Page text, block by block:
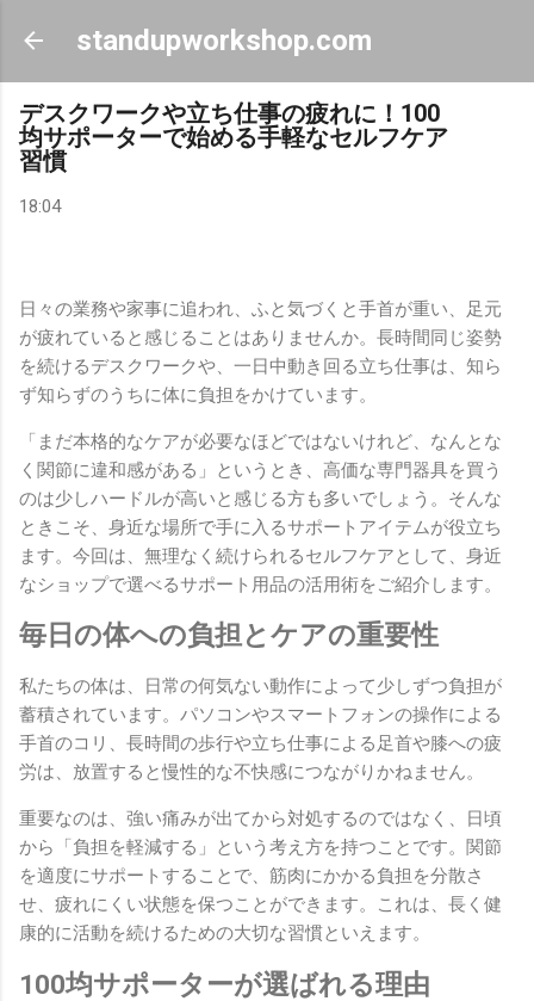
スキップしてメイン コンテンツに移動
standupworkshop.com
デスクワークや立ち仕事の疲れに！100
均サポーターで始める手軽なセルフケア
習慣
18:04
日々の業務や家事に追われ、ふと気づくと手首が重い、足元
が疲れていると感じることはありませんか。長時間同じ姿勢
を続けるデスクワークや、一日中動き回る立ち仕事は、知ら
ず知らずのうちに体に負担をかけています。
「まだ本格的なケアが必要なほどではないけれど、なんとな
く関節に違和感がある」というとき、高価な専門器具を買う
のは少しハードルが高いと感じる方も多いでしょう。そんな
ときこそ、身近な場所で手に入るサポートアイテムが役立ち
ます。今回は、無理なく続けられるセルフケアとして、身近
なショップで選べるサポート用品の活用術をご紹介します。
毎日の体への負担とケアの重要性
私たちの体は、日常の何気ない動作によって少しずつ負担が
蓄積されています。パソコンやスマートフォンの操作による
手首のコリ、長時間の歩行や立ち仕事による足首や膝への疲
労は、放置すると慢性的な不快感につながりかねません。
重要なのは、強い痛みが出てから対処するのではなく、日頃
から「負担を軽減する」という考え方を持つことです。関節
を適度にサポートすることで、筋肉にかかる負担を分散さ
せ、疲れにくい状態を保つことができます。これは、長く健
康的に活動を続けるための大切な習慣といえます。
100均サポーターが選ばれる理由